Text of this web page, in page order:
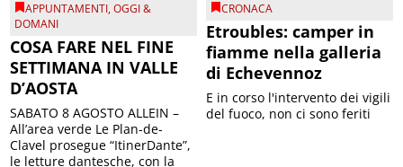
APPUNTAMENTI,OGGI &
DOMANI
COSA FARE NEL FINE
SETTIMANA IN VALLE
D’AOSTA
SABATO 8 AGOSTO ALLEIN –
All’area verde Le Plan-de-
Clavel prosegue “ItinerDante”,
le letture dantesche, con la
CRONACA
Etroubles: camper in
fiamme nella galleria
di Echevennoz
E in corso l'intervento dei vigili
del fuoco, non ci sono feriti